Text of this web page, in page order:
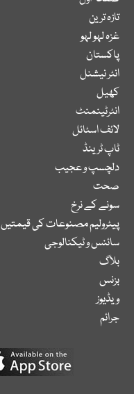
تازہ ترین
غزہ لہو لہو
پاکستان
انٹر نیشنل
کھیل
انٹرٹینمنٹ
لائف اسٹائل
ٹاپ ٹرینڈ
دلچسپ و عجیب
صحت
سونے کے نرخ
پیٹرولیم مصنوعات کی قیمتیں
سائنس و ٹیکنالوجی
بلاگ
بزنس
ویڈیوز
جرائم